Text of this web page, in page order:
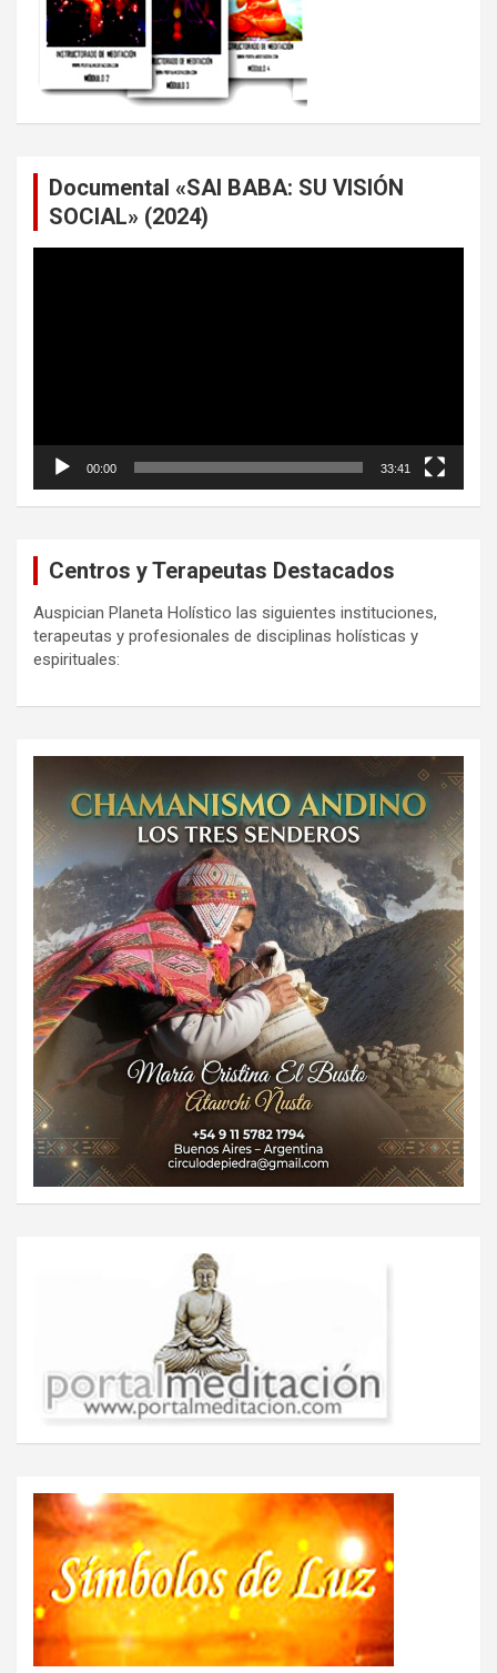
Documental «SAI BABA: SU VISIÓN
SOCIAL» (2024)
00:00 33:41
Centros y Terapeutas Destacados
Auspician Planeta Holístico las siguientes instituciones,
terapeutas y profesionales de disciplinas holísticas y
espirituales: